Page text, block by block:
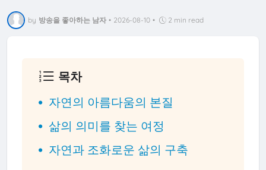
by 방송을 좋아하는 남자 • 2026-08-10 • 2 min read
목차
자연의 아름다움의 본질
삶의 의미를 찾는 여정
자연과 조화로운 삶의 구축